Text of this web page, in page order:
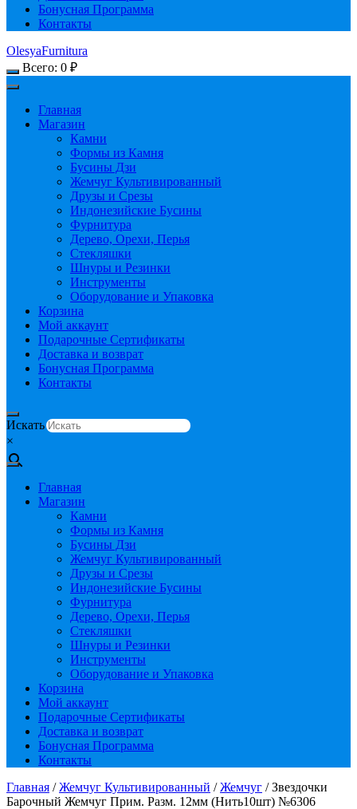
Бонусная Программа
Контакты
OlesyaFurnitura
Всего: 0 ₽
Главная
Магазин
Камни
Формы из Камня
Бусины Дзи
Жемчуг Культивированный
Друзы и Срезы
Индонезийские Бусины
Фурнитура
Дерево, Орехи, Перья
Стекляшки
Шнуры и Резинки
Инструменты
Оборудование и Упаковка
Корзина
Мой аккаунт
Подарочные Сертификаты
Доставка и возврат
Бонусная Программа
Контакты
Искать
×
Главная
Магазин
Камни
Формы из Камня
Бусины Дзи
Жемчуг Культивированный
Друзы и Срезы
Индонезийские Бусины
Фурнитура
Дерево, Орехи, Перья
Стекляшки
Шнуры и Резинки
Инструменты
Оборудование и Упаковка
Корзина
Мой аккаунт
Подарочные Сертификаты
Доставка и возврат
Бонусная Программа
Контакты
Главная /Жемчуг Культивированный /Жемчуг / Звездочки
Барочный Жемчуг Прим. Разм. 12мм (Нить10шт) №6306